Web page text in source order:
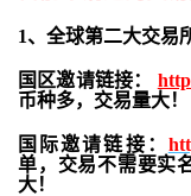
1、全球第二大交易
国区邀请链接：
币种多，交易量大！
国际邀请链接：
单，交易不需要实
大！